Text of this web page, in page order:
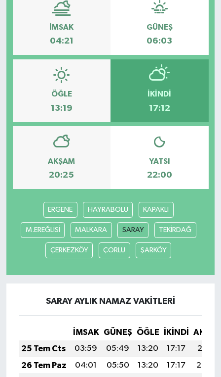
İMSAK
04:21
GÜNEŞ
06:03
ÖĞLE
13:19
İKINDI
17:12
AKŞAM
20:25
YATSI
22:00
ERGENE HAYRABOLU KAPAKLI
M.EREĞLİSİ MALKARA SARAY TEKİRDAĞ
ÇERKEZKÖY ÇORLU ŞARKÖY
SARAY AYLIK NAMAZ VAKITLERI
İMSAK GÜNEŞ ÖĞLE İKINDI
25 Tem Cts
03:59 05:49 13:20 17:17
20:41
26 Tem Paz
04:01 05:50 13:20 17:17
20:40